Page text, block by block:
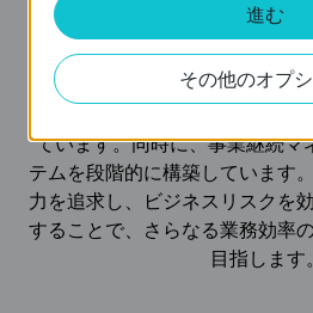
リスク識別
当社は研究開発・調達・製造・
にわたって、徹底した調査・評
ています。同時に、事業継続マ
テムを段階的に構築しています
力を追求し、ビジネスリスクを
することで、さらなる業務効率
目指します。
進む
その他のオプ